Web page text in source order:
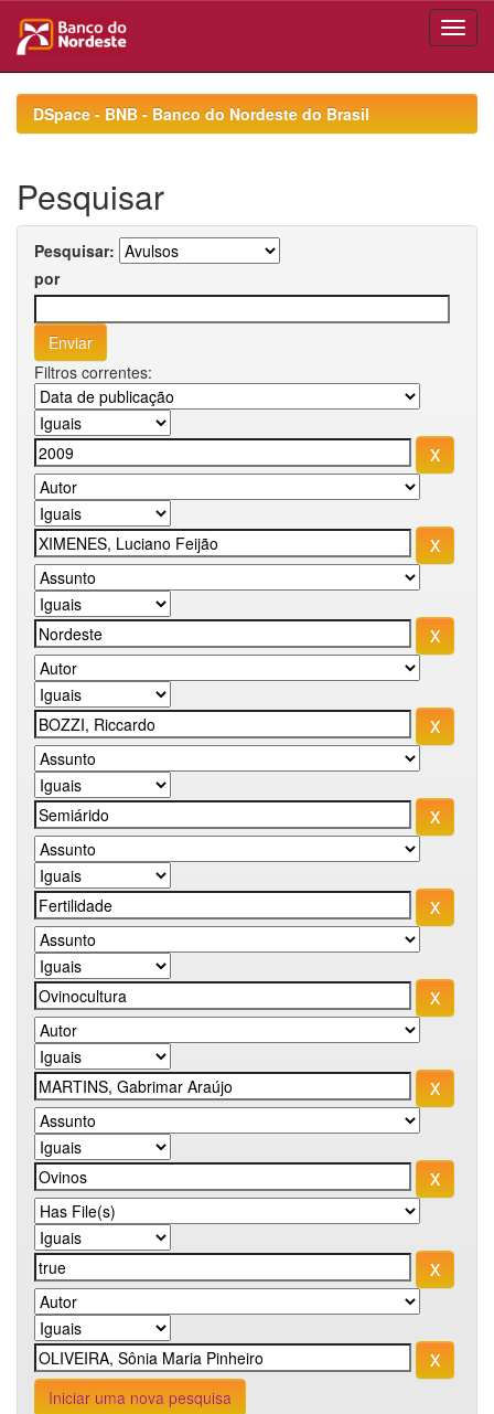
navigationDSpace - BNB - Banco do Nordeste do Brasil
Pesquisar
Pesquisar:
por
Filtros correntes:
Iniciar uma nova pesquisa